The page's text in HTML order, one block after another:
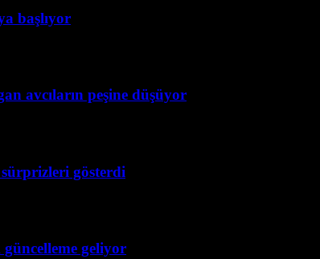
başlıyor
avcıların peşine düşüyor
gösterdi
geliyor